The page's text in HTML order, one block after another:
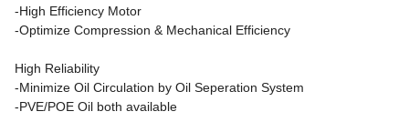
-High Efficiency Motor
-Optimize Compression & Mechanical Efficiency
High Reliability
-Minimize Oil Circulation by Oil Seperation System
-PVE/POE Oil both available